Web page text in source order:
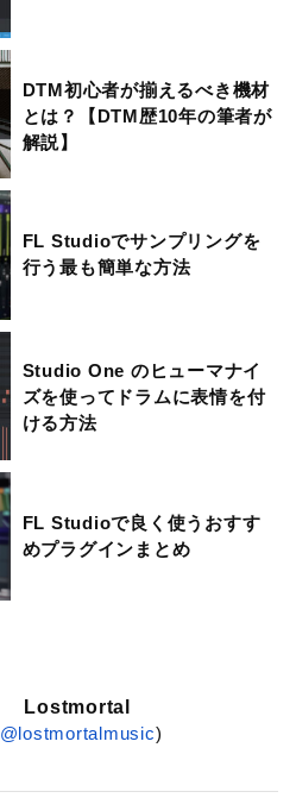
DTM初心者が揃えるべき機材
とは？【DTM歴10年の筆者が
解説】
FL Studioでサンプリングを
行う最も簡単な方法
Studio One のヒューマナイ
ズを使ってドラムに表情を付
ける方法
FL Studioで良く使うおすす
めプラグインまとめ
Lostmortal
@lostmortalmusic)